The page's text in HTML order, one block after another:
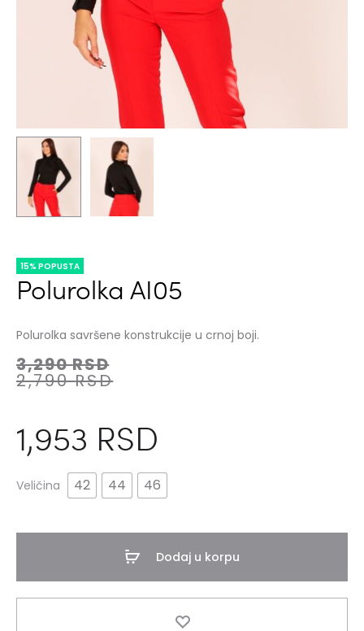
15% POPUSTA
Polurolka AI05
Polurolka savršene konstrukcije u crnoj boji.
3,290RSD
2,790RSD
1,953 RSD
Veličina 42 44 46
Dodaj u korpu